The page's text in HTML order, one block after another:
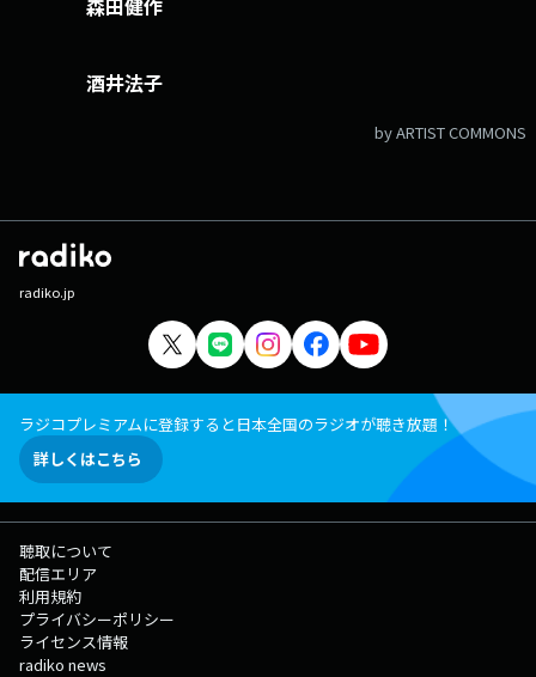
酒井法子
by ARTIST COMMONS
radiko.jp
ラジコプレミアムに登録すると日本全国のラジオが聴き放題！
詳しくはこちら
聴取について
配信エリア
利用規約
プライバシーポリシー
ライセンス情報
radiko news